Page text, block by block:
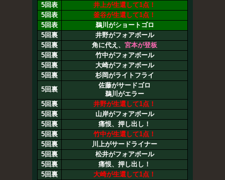
5回表
井上が生還して1点！
5回表
釜谷が生還して1点！
5回表
鵜川がショートゴロ
5回裏
井野がフォアボール
5回裏
角に代え、 宮本が登板
5回裏
竹中がフォアボール
5回裏
大崎がフォアボール
5回裏
杉岡がライトフライ
5回裏
佐藤がサードゴロ
鵜川がエラー
5回裏
井野が生還して1点！
5回裏
山岸がフォアボール
5回裏
痛恨、押し出し！
5回裏
竹中が生還して1点！
5回裏
川上がサードライナー
5回裏
松井がフォアボール
5回裏
痛恨、押し出し！
5回裏
大崎が生還して1点！